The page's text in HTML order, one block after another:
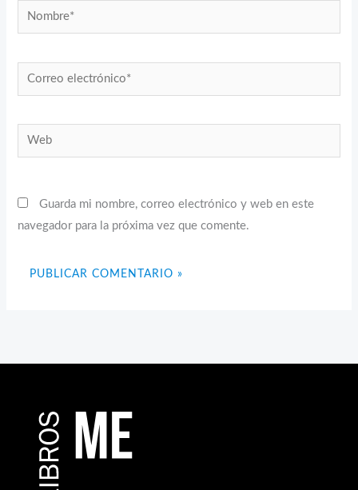
Nombre*
Correo
electrónico*
Web
Guarda mi nombre, correo electrónico y web en este
navegador para la próxima vez que comente.